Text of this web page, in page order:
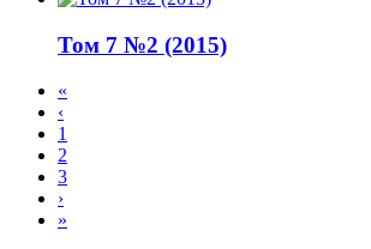
Том 7 №2 (2015)
Нумерация
страниц
Первая
страница
«
Предыдущая
страница
‹
Page
1
Page
2
Page
3
Следующая
страница
›
Последняя
»